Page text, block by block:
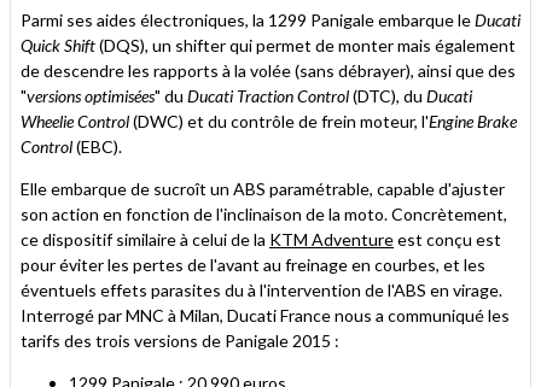
Parmi ses aides électroniques, la 1299 Panigale embarque leDucati
Quick Shift(DQS), un shifter qui permet de monter mais également
de descendre les rapports à la volée (sans débrayer), ainsi que des
"versions optimisées" du Ducati Traction Control(DTC), du Ducati
Wheelie Control(DWC) et du contrôle de frein moteur, l'Engine Brake
Control(EBC).
Elle embarque de sucroît un ABS paramétrable, capable d'ajuster
son action en fonction de l'inclinaison de la moto. Concrètement,
ce dispositif similaire à celui de la KTM Adventureest conçu est
pour éviter les pertes de l'avant au freinage en courbes, et les
éventuels effets parasites du à l'intervention de l'ABS en virage.
Interrogé par MNC à Milan, Ducati France nous a communiqué les
tarifs des trois versions de Panigale 2015 :